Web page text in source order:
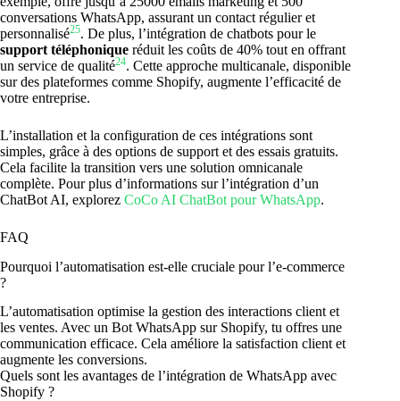
conversations WhatsApp, assurant un contact régulier et
personnalisé25. De plus, l’intégration de chatbots pour le
support téléphonique réduit les coûts de 40% tout en offrant
un service de qualité24. Cette approche multicanale, disponible
sur des plateformes comme Shopify, augmente l’efficacité de
votre entreprise.
L’installation et la configuration de ces intégrations sont
simples, grâce à des options de support et des essais gratuits.
Cela facilite la transition vers une solution omnicanale
complète. Pour plus d’informations sur l’intégration d’un
ChatBot AI, explorez CoCo AI ChatBot pour WhatsApp.
FAQ
Pourquoi l’automatisation est-elle cruciale pour l’e-commerce
?
L’automatisation optimise la gestion des interactions client et
les ventes. Avec un Bot WhatsApp sur Shopify, tu offres une
communication efficace. Cela améliore la satisfaction client et
augmente les conversions.
Quels sont les avantages de l’intégration de WhatsApp avec
Shopify ?